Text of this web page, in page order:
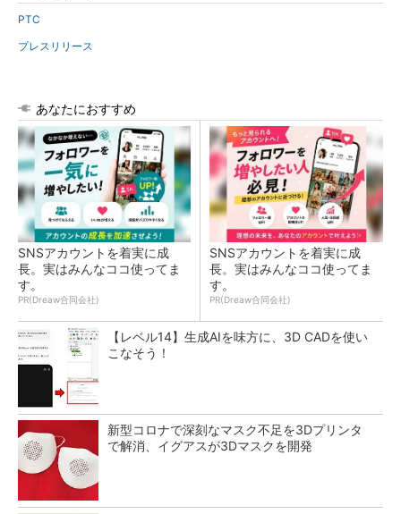
PTC
プレスリリース
あなたにおすすめ
SNSアカウントを着実に成
長。実はみんなココ使ってま
す。
PR(Dreaw合同会社)
SNSアカウントを着実に成
長。実はみんなココ使ってま
す。
PR(Dreaw合同会社)
【レベル14】生成AIを味方に、3D CADを使い
こなそう！
新型コロナで深刻なマスク不足を3Dプリンタ
で解消、イグアスが3Dマスクを開発